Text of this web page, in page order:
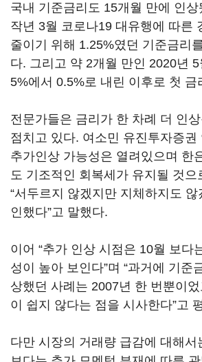
국내 기준금리도 15개월 만에 인
작년 3월 코로나19 대유행에 따른
줄이기 위해 1.25%였던 기준금리
다. 그리고 약 2개월 만인 2020년
5%에서 0.5%로 내린 이후로 첫 금
전문가들은 금리가 한 차례 더 인상
점치고 있다. 여소민 유진투자증권
추가인상 가능성은 열려있으며 한
도 기조적인 회복세가 유지될 것으
“서두르지 않겠지만 지체하지도
인했다”고 말했다.
이어 “추가 인상 시점은 10월 보다
성이 높아 보인다”며 “과거에 기준
상했던 사례는 2007년 한 번뿐이
이 쉽지 않다는 점을 시사한다”고
다만 시장의 거래량 급감에 대해서